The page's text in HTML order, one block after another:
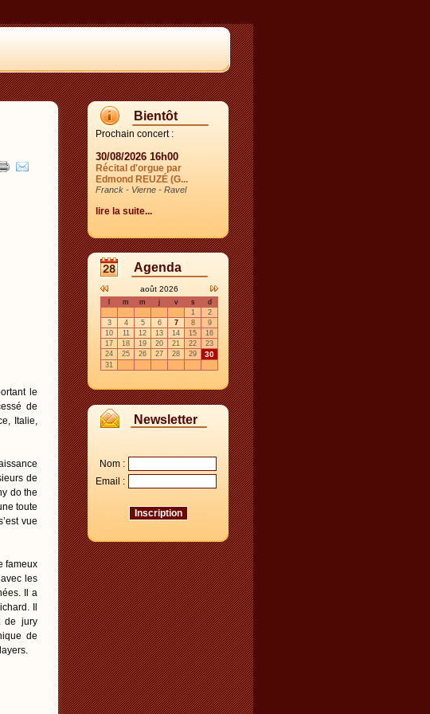
le
de
Italie,
de
do the
toute
vue
fameux
les
Il a
Il
de jury
de
Bientôt
Prochain concert :
30/08/2026 16h00
Récital d'orgue par
Edmond REUZÉ (G...
Franck - Vierne - Ravel
lire la suite...
Agenda
août 2026
m m j v s
d
1
2
3
4 5 6 7 8
9
10
11 12 13 14 15
16
17
18 19 20 21 22
23
24
25 26 27 28 29 30
31
Newsletter
Nom :
Email :